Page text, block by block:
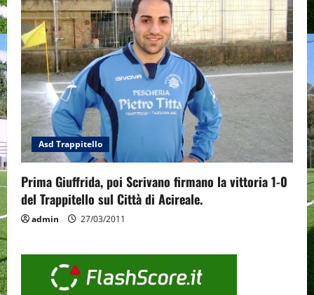
Asd Trappitello
Prima Giuffrida, poi Scrivano firmano la vittoria 1-0
del Trappitello sul Città di Acireale.
admin 27/03/2011